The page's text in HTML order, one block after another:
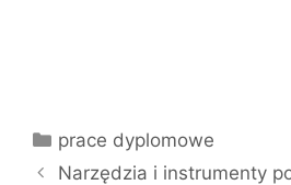
Kategorie
prace dyplomowe
Narzędzia i instrumenty